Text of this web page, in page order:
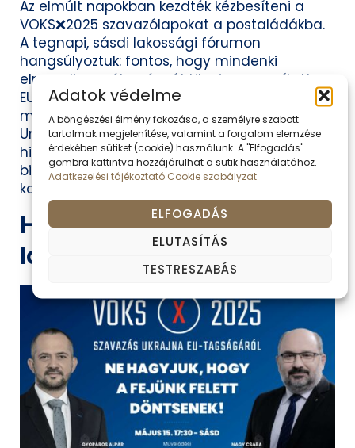
Adatok védelme
A böngészési élmény fokozása, a személyre szabott
tartalmak megjelenítése, valamint a forgalom elemzése
érdekében sütiket (cookie) használunk. A "Elfogadás"
gombra kattintva hozzájárulhat a sütik használatához.
Adatkezelési tájékoztató Cookie szabályzat
ELFOGADÁS
ELUTASÍTÁS
TESTRESZABÁS
Az elmúlt napokban kezdték kézbesíteni a
VOKS❌2025 szavazólapokat a postaládákba.
A tegnapi, sásdi lakossági fórumon
hangsúlyoztuk: fontos, hogy mindenki
elmondja a véleményét Ukrajna gyorsított
EU-tagsága kapcsán. Erre jelenleg csak a
magyar embereknek van lehetőségük az
Unióban. Ukrajna felvétele történelmi léptékű
hiba, súlyos bűn lenne, amely komoly
biztonsági, gazdasági és munkaerőpiaci
kockázatokkal is jár – emelte […]
Hamarosan: VOKS 2025
lakossági fórum Sásdon